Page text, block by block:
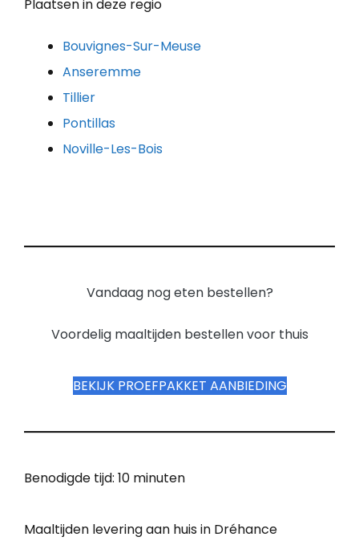
Plaatsen in deze regio
Bouvignes-Sur-Meuse
Anseremme
Tillier
Pontillas
Noville-Les-Bois
Vandaag nog eten bestellen?
Voordelig maaltijden bestellen voor thuis
BEKIJK PROEFPAKKET AANBIEDING
Benodigde tijd: 10 minuten
Maaltijden levering aan huis in Dréhance